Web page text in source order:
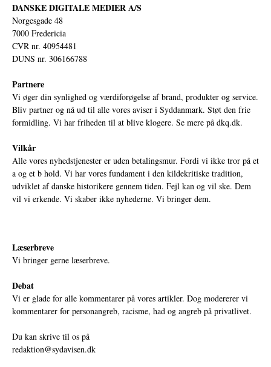
DANSKE DIGITALE MEDIER A/S
Norgesgade 48
7000 Fredericia
CVR nr. 40954481
DUNS nr. 306166788
Partnere
Vi øger din synlighed og værdiforøgelse af brand, produkter og service.
Bliv partner og nå ud til alle vores aviser i Syddanmark. Støt den frie
formidling. Vi har friheden til at blive klogere. Se mere på dkq.dk.
Vilkår
Alle vores nyhedstjenester er uden betalingsmur. Fordi vi ikke tror på et
a og et b hold. Vi har vores fundament i den kildekritiske tradition,
udviklet af danske historikere gennem tiden. Fejl kan og vil ske. Dem
vil vi erkende. Vi skaber ikke nyhederne. Vi bringer dem.
Læserbreve
Vi bringer gerne læserbreve.
Debat
Vi er glade for alle kommentarer på vores artikler. Dog modererer vi
kommentarer for personangreb, racisme, had og angreb på privatlivet.
Du kan skrive til os på
redaktion@sydavisen.dk